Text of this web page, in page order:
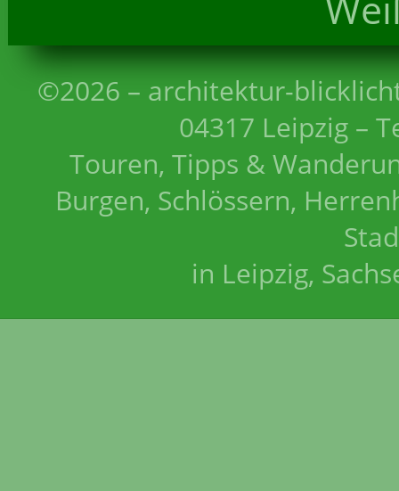
©2026 – architektur-
04317 Leipzig –
Touren, Tipps &
Burgen, Schlössern,
in Leipzig,